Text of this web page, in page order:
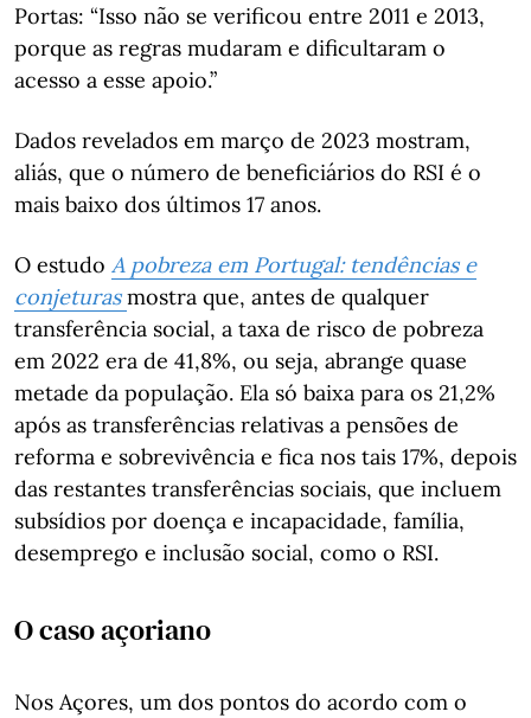
Portas: “Isso não se verificou entre 2011 e 2013,
porque as regras mudaram e dificultaram o
acesso a esse apoio.”
Dados revelados em março de 2023 mostram,
aliás, que o número de beneficiários do RSI é o
mais baixo dos últimos 17 anos.
O estudo A pobreza em Portugal: tendências e
conjeturas mostra que, antes de qualquer
transferência social, a taxa de risco de pobreza
em 2022 era de 41,8%, ou seja, abrange quase
metade da população. Ela só baixa para os 21,2%
após as transferências relativas a pensões de
reforma e sobrevivência e fica nos tais 17%, depois
das restantes transferências sociais, que incluem
subsídios por doença e incapacidade, família,
desemprego e inclusão social, como o RSI.
O caso açoriano
Nos Açores, um dos pontos do acordo com o